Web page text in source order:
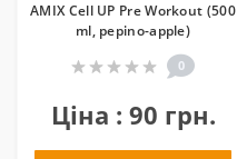
AMIX Cell UP Pre Workout (500
ml, pepino-apple)
0
Ціна : 90 грн.